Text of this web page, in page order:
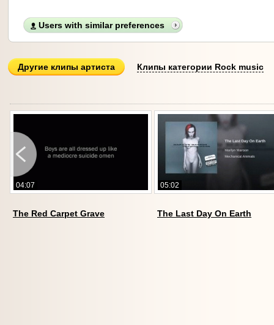
Users with similar preferences
Другие клипы артиста Клипы категории Rock music
04:07
The Red Carpet Grave
05:02
The Last Day On Earth